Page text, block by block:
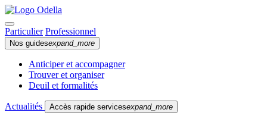
Particulier Professionnel
Nos guidesexpand_more
Anticiper et accompagner
Trouver et organiser
Deuil et formalités
Actualités Accès rapide servicesexpand_more